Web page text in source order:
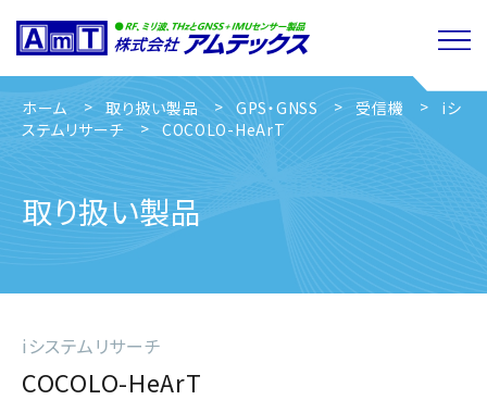
ホーム 取り扱い製品 GPS・GNSS 受信機
iシ
ステムリサーチ
COCOLO-HeArT
取り扱い製品
iシステムリサーチ
COCOLO-HeArT